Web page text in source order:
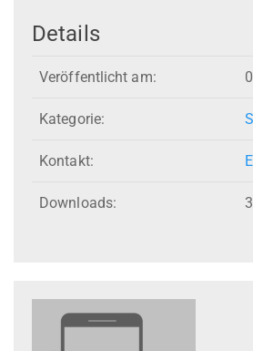
Details
Veröffentlicht am:
Kategorie:
Kontakt:
Downloads: